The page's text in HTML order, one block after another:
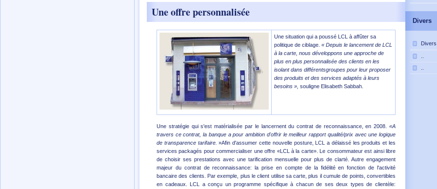
Une offre personnalisée
Une situation qui a poussé LCL à affûter sa
politique de ciblage. « Depuis le lancement de LCL
à la carte, nous développons une approche de
plus en plus personnalisée des clients en les
isolant dans différentsgroupes pour leur proposer
des produits et des services adaptés à leurs
besoins », souligne Elisabeth Sabbah.
Une stratégie qui s'est matérialisée par le lancernent du contrat de reconnaissance, en 2008. «A
travers ce contrat, la banque a pour ambition d'offrir le meilleur rapport qualité/prix avec une logique
de transparence tarifaire. »Afin d'assumer cette nouvelle posture, LCL a délaissé les produits et les
services packagés pour commercialiser une offre «LCL à la carte». Le consommateur est ainsi libre
de choisir ses prestations avec une tarification mensuelle pour plus de clarté. Autre engagement
majeur du contrat de reconnaissance: la prise en compte de la fidélité en fonction de l'activité
bancaire des clients. Par exemple, plus le client utilise sa carte, plus il cumule de points, convertibles
en cadeaux. LCL a conçu un programme spécifique à chacun de ses deux types de clientèle:
Divers